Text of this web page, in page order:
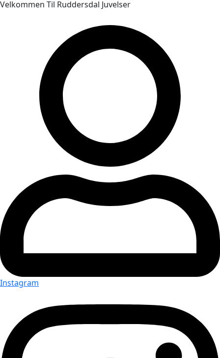
Velkommen Til Ruddersdal Juvelser
Instagram